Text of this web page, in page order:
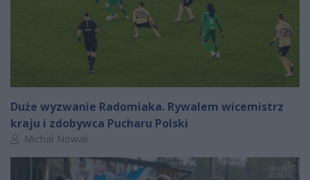
Duże wyzwanie Radomiaka. Rywalem wicemistrz
kraju i zdobywca Pucharu Polski
Autor artykułu:
Michał Nowak